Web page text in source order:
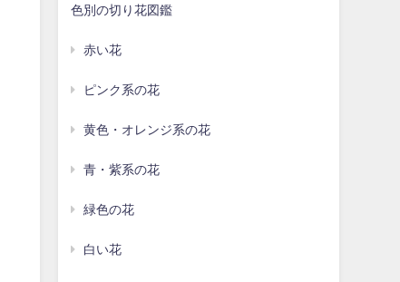
色別の切り花図鑑
赤い花
ピンク系の花
黄色・オレンジ系の花
青・紫系の花
緑色の花
白い花